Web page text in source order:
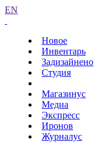
EN
Новое
Инвентарь
Задизайнено
Студия
Магазинус
Медиа
Экспресс
Иронов
Журналус